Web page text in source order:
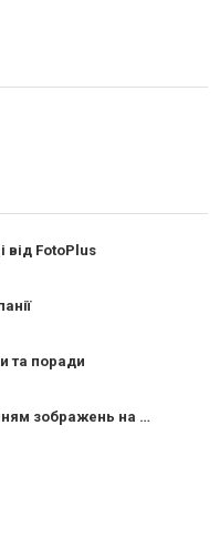
від FotoPlus
та поради
Збільште свою видимість з нанесенням зображень на одязі!